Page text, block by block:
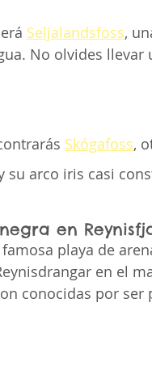
Seljalandsfoss,
No olvides
Skógafoss,
su arco iris casi
en
playa de
en el
conocidas por